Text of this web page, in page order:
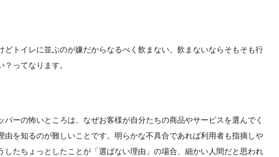
どトイレに並ぶのが嫌だからなるべく飲まない。飲まないならそもそも行
ってなります。
パーの怖いところは、なぜお客様が自分たちの商品やサービスを選んでく
由を知るのが難しいことです。明らかな不具合であれば利用者も指摘しや
したちょっとしたことが「選ばない理由」の場合、細かい人間だと思われ